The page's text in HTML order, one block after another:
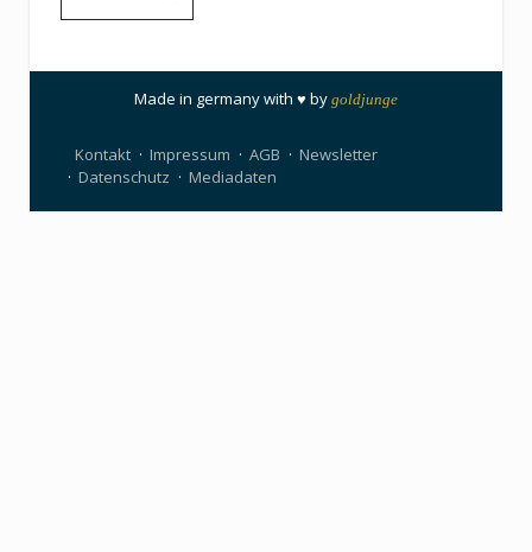
Made in germany with ♥ by goldjunge
Kontakt Impressum AGB
Newsletter
Datenschutz
Mediadaten